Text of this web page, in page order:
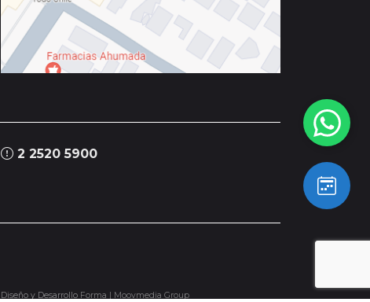
2 2520 5900
Diseño y Desarrollo Forma | Moovmedia Group